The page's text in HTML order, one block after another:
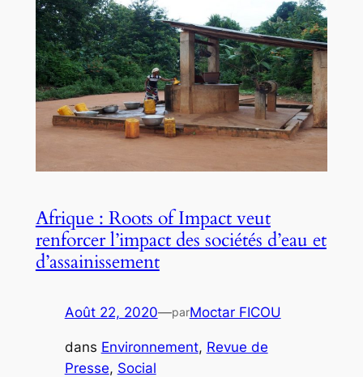
Afrique : Roots of Impact veut
renforcer l’impact des sociétés d’eau et
d’assainissement
Août 22, 2020—parMoctar FICOU
dans Environnement, Revue de
Presse, Social